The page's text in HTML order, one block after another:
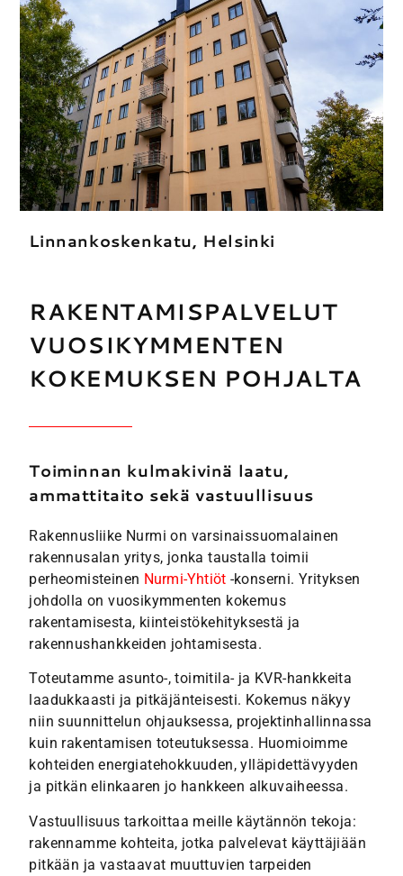
Linnankoskenkatu, Helsinki
RAKENTAMISPALVELUT
VUOSIKYMMENTEN
KOKEMUKSEN POHJALTA
Toiminnan kulmakivinä laatu,
ammattitaito sekä vastuullisuus
Rakennusliike Nurmi on varsinaissuomalainen
rakennusalan yritys, jonka taustalla toimii
perheomisteinen Nurmi-Yhtiöt -konserni. Yrityksen
johdolla on vuosikymmenten kokemus
rakentamisesta, kiinteistökehityksestä ja
rakennushankkeiden johtamisesta.
Toteutamme asunto-, toimitila- ja KVR-hankkeita
laadukkaasti ja pitkäjänteisesti. Kokemus näkyy
niin suunnittelun ohjauksessa, projektinhallinnassa
kuin rakentamisen toteutuksessa. Huomioimme
kohteiden energiatehokkuuden, ylläpidettävyyden
ja pitkän elinkaaren jo hankkeen alkuvaiheessa.
Vastuullisuus tarkoittaa meille käytännön tekoja:
rakennamme kohteita, jotka palvelevat käyttäjiään
pitkään ja vastaavat muuttuvien tarpeiden